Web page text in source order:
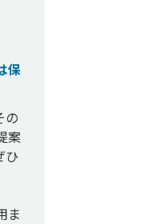
保
の
案
ひ
ま